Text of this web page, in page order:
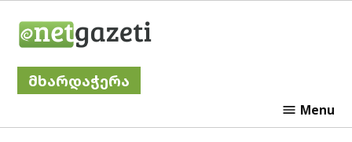
მხარდაჭერა
Menu